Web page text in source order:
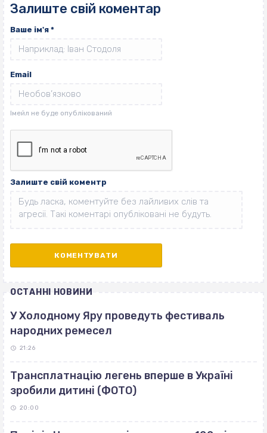
Залиште свій коментар
Ваше ім'я *
Email
Залиште свій коментр
ОСТАННІ НОВИНИ
У Холодному Яру проведуть фестиваль
народних ремесел
21:26
Трансплатнацію легень вперше в Україні
зробили дитині (ФОТО)
20:00